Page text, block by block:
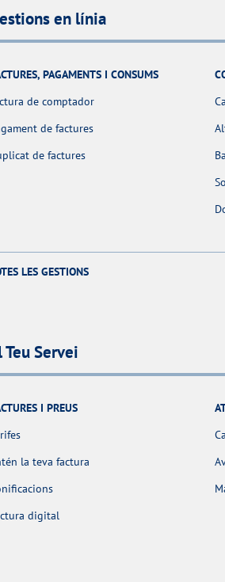
en línia
PAGAMENTS I CONSUMS
de comptador
de factures
de factures
LES GESTIONS
Teu Servei
I PREUS
la teva factura
digital